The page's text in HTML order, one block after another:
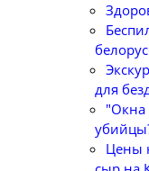
для
"Окна
Цены